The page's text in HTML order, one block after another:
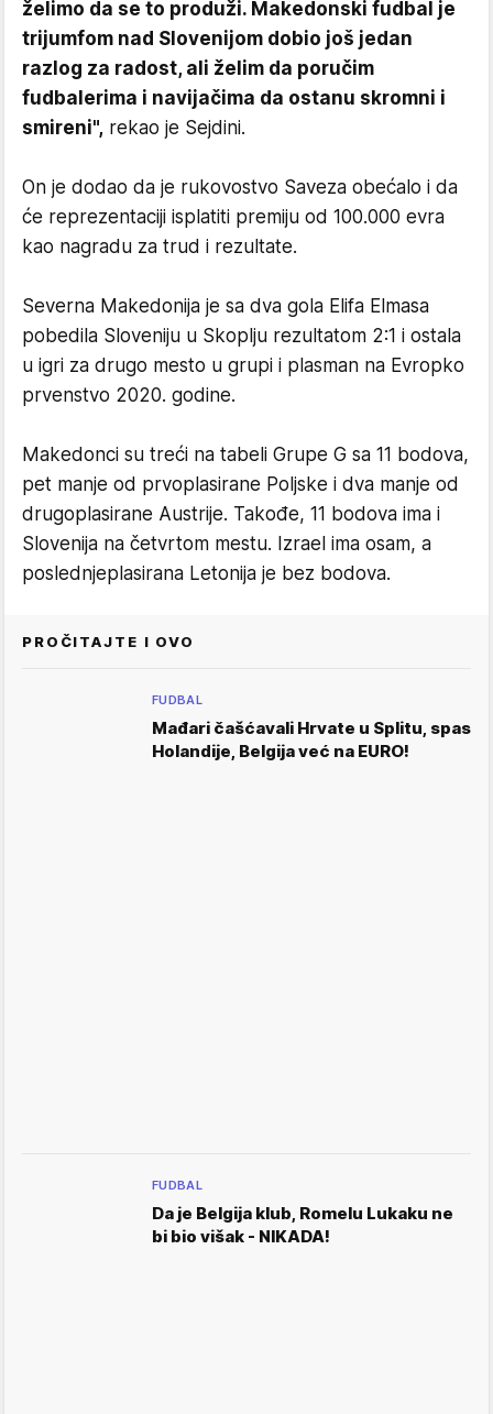
želimo da se to produži. Makedonski fudbal je
trijumfom nad Slovenijom dobio još jedan
razlog za radost, ali želim da poručim
fudbalerima i navijačima da ostanu skromni i
smireni", rekao je Sejdini.
On je dodao da je rukovostvo Saveza obećalo i da
će reprezentaciji isplatiti premiju od 100.000 evra
kao nagradu za trud i rezultate.
Severna Makedonija je sa dva gola Elifa Elmasa
pobedila Sloveniju u Skoplju rezultatom 2:1 i ostala
u igri za drugo mesto u grupi i plasman na Evropko
prvenstvo 2020. godine.
Makedonci su treći na tabeli Grupe G sa 11 bodova,
pet manje od prvoplasirane Poljske i dva manje od
drugoplasirane Austrije. Takođe, 11 bodova ima i
Slovenija na četvrtom mestu. Izrael ima osam, a
poslednjeplasirana Letonija je bez bodova.
PROČITAJTE I OVO
FUDBAL
Mađari čašćavali Hrvate u Splitu, spas
Holandije, Belgija već na EURO!
FUDBAL
Da je Belgija klub, Romelu Lukaku ne
bi bio višak - NIKADA!